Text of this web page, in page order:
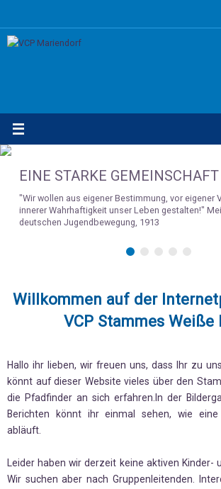
springen
EINE STARKE GEMEINSCHAFT
"Wir wollen aus eigener Bestimmung, vor eigener
innerer Wahrhaftigkeit unser Leben gestalten!"
deutschen Jugendbewegung, 1913
Willkommen auf der
VCP Stammes Weiße
Hallo ihr lieben, wir freuen uns, dass Ihr zu
könnt auf dieser Website vieles über den
die Pfadfinder an sich erfahren.In der
Berichten könnt ihr einmal sehen, wie
abläuft.
Leider haben wir derzeit keine aktiven Kinder-
Wir suchen aber nach Gruppenleitenden.